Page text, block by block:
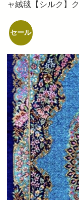
ャ絨毯【シルク】
セール
格
は
で
し
た。